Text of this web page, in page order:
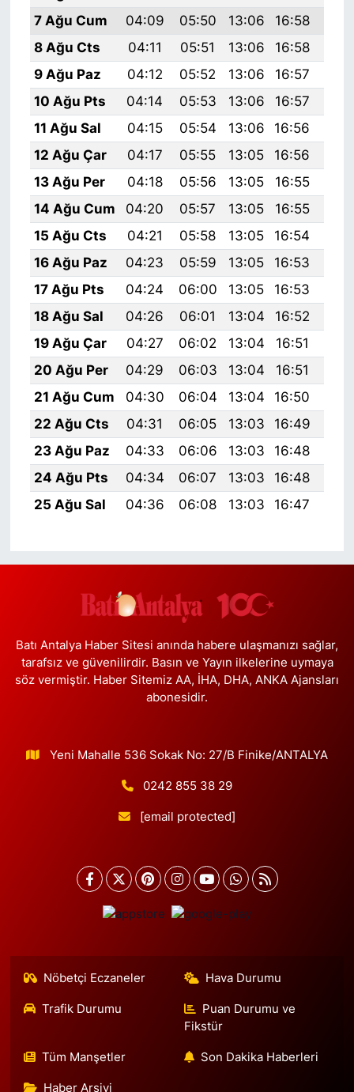
7 Ağu Cum
04:09 05:50 13:06 16:58
8 Ağu Cts
04:11 05:51 13:06 16:58
9 Ağu Paz
04:12 05:52 13:06 16:57
10 Ağu Pts
04:14 05:53 13:06 16:57
11 Ağu Sal
04:15 05:54 13:06 16:56
12 Ağu Çar
04:17 05:55 13:05 16:56
13 Ağu Per
04:18 05:56 13:05 16:55
14 Ağu Cum
04:20 05:57 13:05 16:55
15 Ağu Cts
04:21 05:58 13:05 16:54
16 Ağu Paz
04:23 05:59 13:05 16:53
17 Ağu Pts
04:24 06:00 13:05 16:53
18 Ağu Sal
04:26 06:01 13:04 16:52
19 Ağu Çar
04:27 06:02 13:04 16:51
20 Ağu Per
04:29 06:03 13:04 16:51
21 Ağu Cum
04:30 06:04 13:04 16:50
22 Ağu Cts
04:31 06:05 13:03 16:49
23 Ağu Paz
04:33 06:06 13:03 16:48
24 Ağu Pts
04:34 06:07 13:03 16:48
25 Ağu Sal
04:36 06:08 13:03 16:47
Batı Antalya Haber Sitesi anında habere ulaşmanızı sağlar,
tarafsız ve güvenilirdir. Basın ve Yayın ilkelerine uymaya
söz vermiştir. Haber Sitemiz AA, İHA, DHA, ANKA Ajansları
abonesidir.
Yeni Mahalle 536 Sokak No: 27/B Finike/ANTALYA
0242 855 38 29
[email protected]
Nöbetçi Eczaneler Hava Durumu
Trafik Durumu
Puan Durumu ve
Fikstür
Tüm Manşetler Son Dakika Haberleri
Haber Arşivi